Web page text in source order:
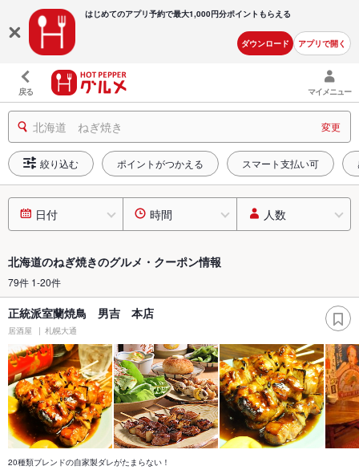
はじめてのアプリ予約で最大1,000円分ポイントもらえる
ダウンロード アプリで開く
戻る マイメニュー
北海道 ねぎ焼き 変更
絞り込む ポイントがつかえる スマート支払い可
日付 時間 人数
北海道のねぎ焼きのグルメ・クーポン情報
79件 1-20件
正統派室蘭焼鳥 男吉 本店
居酒屋 札幌大通
20種類ブレンドの自家製ダレがたまらない！